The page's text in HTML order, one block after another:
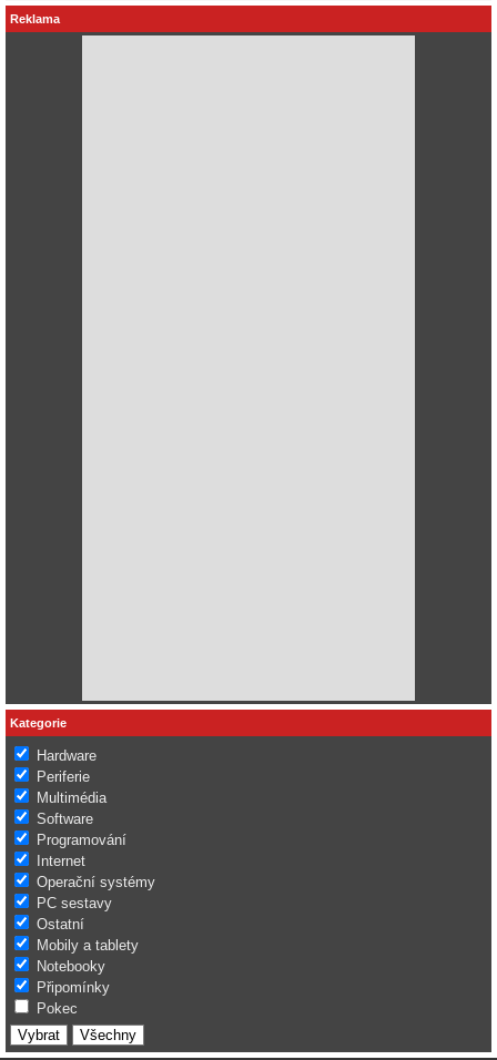
Reklama
Kategorie
Hardware
Periferie
Multimédia
Software
Programování
Internet
Operační systémy
PC sestavy
Ostatní
Mobily a tablety
Notebooky
Připomínky
Pokec